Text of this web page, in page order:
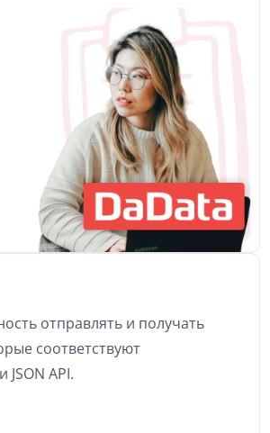
отправлять и получать
соответствуют
API.